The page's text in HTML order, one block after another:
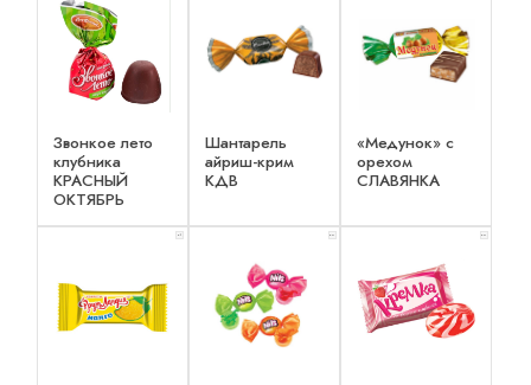
Звонкое лето
клубника
КРАСНЫЙ
ОКТЯБРЬ
Шантарель
айриш-крим
КДВ
«Медунок» с
орехом
СЛАВЯНКА
x 1